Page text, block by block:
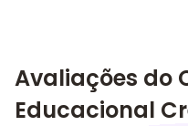
Avaliações do
Educacional